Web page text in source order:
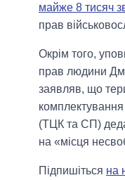
майже 8 тисяч
прав
Окрім того,
прав людини
заявляв, що
комплектування
(ТЦК та СП)
на «місця
Підпишіться на